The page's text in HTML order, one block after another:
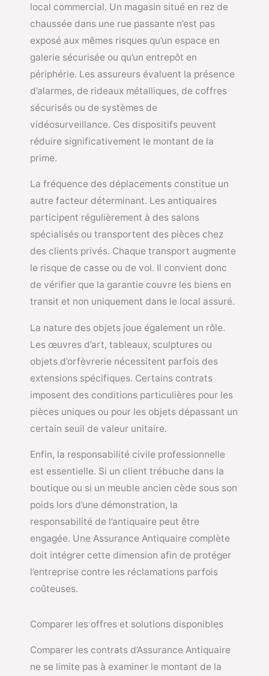
local commercial. Un magasin situé en rez de
chaussée dans une rue passante n’est pas
exposé aux mêmes risques qu’un espace en
galerie sécurisée ou qu’un entrepôt en
périphérie. Les assureurs évaluent la présence
d’alarmes, de rideaux métalliques, de coffres
sécurisés ou de systèmes de
vidéosurveillance. Ces dispositifs peuvent
réduire significativement le montant de la
prime.
La fréquence des déplacements constitue un
autre facteur déterminant. Les antiquaires
participent régulièrement à des salons
spécialisés ou transportent des pièces chez
des clients privés. Chaque transport augmente
le risque de casse ou de vol. Il convient donc
de vérifier que la garantie couvre les biens en
transit et non uniquement dans le local assuré.
La nature des objets joue également un rôle.
Les œuvres d’art, tableaux, sculptures ou
objets d’orfèvrerie nécessitent parfois des
extensions spécifiques. Certains contrats
imposent des conditions particulières pour les
pièces uniques ou pour les objets dépassant un
certain seuil de valeur unitaire.
Enfin, la responsabilité civile professionnelle
est essentielle. Si un client trébuche dans la
boutique ou si un meuble ancien cède sous son
poids lors d’une démonstration, la
responsabilité de l’antiquaire peut être
engagée. Une Assurance Antiquaire complète
doit intégrer cette dimension afin de protéger
l’entreprise contre les réclamations parfois
coûteuses.
Comparer les offres et solutions disponibles
Comparer les contrats d’Assurance Antiquaire
ne se limite pas à examiner le montant de la